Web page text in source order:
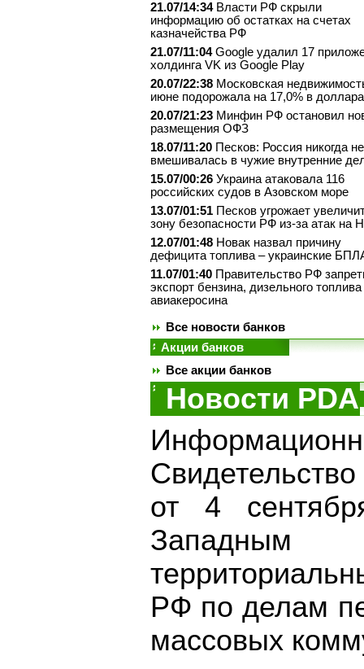
21.07/14:34 Власти РФ скрыли
информацию об остатках на счетах
казначейства РФ
21.07/11:04 Google удалил 17
холдинга VK из Google Play
20.07/22:38 Московская
июне подорожала на 17,0% в
20.07/21:23 Минфин РФ остановил
размещения ОФЗ
18.07/11:20 Песков: Россия никогда не
вмешивалась в чужие внутренние
15.07/00:26 Украина атаковала 116
российских судов в Азовском море
13.07/01:51 Песков угрожает
зону безопасности РФ из-за атак на
12.07/01:48 Новак назвал причину
дефицита топлива – украинские
11.07/01:40 Правительство РФ
экспорт бензина, дизельного топлива
авиакеросина
Все новости банков
Акции банков
Все акции банков
Новости PDA
от 4
Западным
РФ по делам
массовых